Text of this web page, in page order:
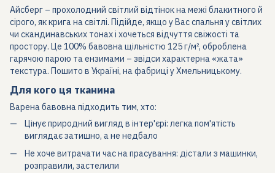
Айсберг – прохолодний світлий відтінок на межі блакитного й
сірого, як крига на світлі. Підійде, якщо у Вас спальня у світлих
чи скандинавських тонах і хочеться відчуття свіжості та
простору. Це 100% бавовна щільністю 125 г/м², оброблена
гарячою парою та ензимами – звідси характерна «жата»
текстура. Пошито в Україні, на фабриці у Хмельницькому.
Для кого ця тканина
Варена бавовна підходить тим, хто:
Цінує природний вигляд в інтер'єрі: легка пом'ятість
виглядає затишно, а не недбало
Не хоче витрачати час на прасування: дістали з машинки,
розправили, застелили